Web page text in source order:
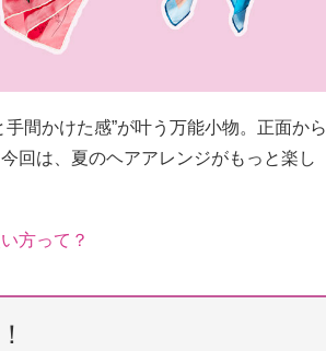
間かけた感”が叶う万能小物。正面から
回は、夏のヘアアレンジがもっと楽し
方って？